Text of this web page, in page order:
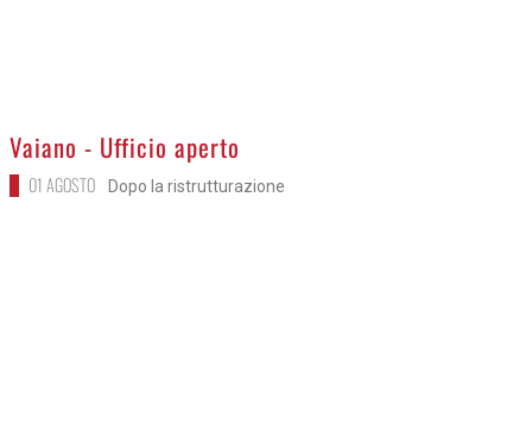
>
Vaiano - Ufficio aperto
01 AGOSTO Dopo la ristrutturazione